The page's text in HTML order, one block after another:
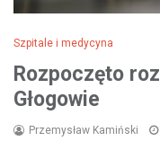
Szpitale i medycyna
Rozpoczęto
Głogowie
Przemysław Kamiński